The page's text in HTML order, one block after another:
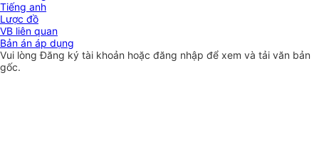
Tiếng anh
Lược đồ
VB liên quan
Bản án áp dụng
Vui lòngĐăng ký tài khoản hoặc đăng nhập để xem và tải văn bản
gốc.